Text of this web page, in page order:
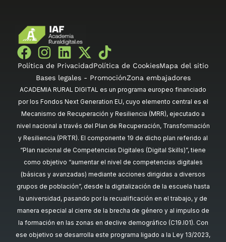
Política de PrivacidadPolítica de CookiesMapa del sitio
Bases legales - PromociónZona embajadores
ACADEMIA RURAL DIGITAL es un programa europeo financiado
por los Fondos Next Generation EU, cuyo elemento central es el
Mecanismo de Recuperación y Resiliencia (MRR), ejecutado a
nivel nacional a través del Plan de Recuperación, Transformación
y Resiliencia (PRTR). El componente 19 de dicho plan referido al
“Plan nacional de Competencias Digitales (Digital Skills)”, tiene
como objetivo “aumentar el nivel de competencias digitales
(básicas y avanzadas) mediante acciones dirigidas a diversos
grupos de población”, desde la digitalización de la escuela hasta
la universidad, pasando por la recualificación en el trabajo, y de
manera especial al cierre de la brecha de género y al impulso de
la formación en las zonas en declive demográfico (C19.I01). Con
ese objetivo se desarrolla este programa ligado a la Ley 13/2023,